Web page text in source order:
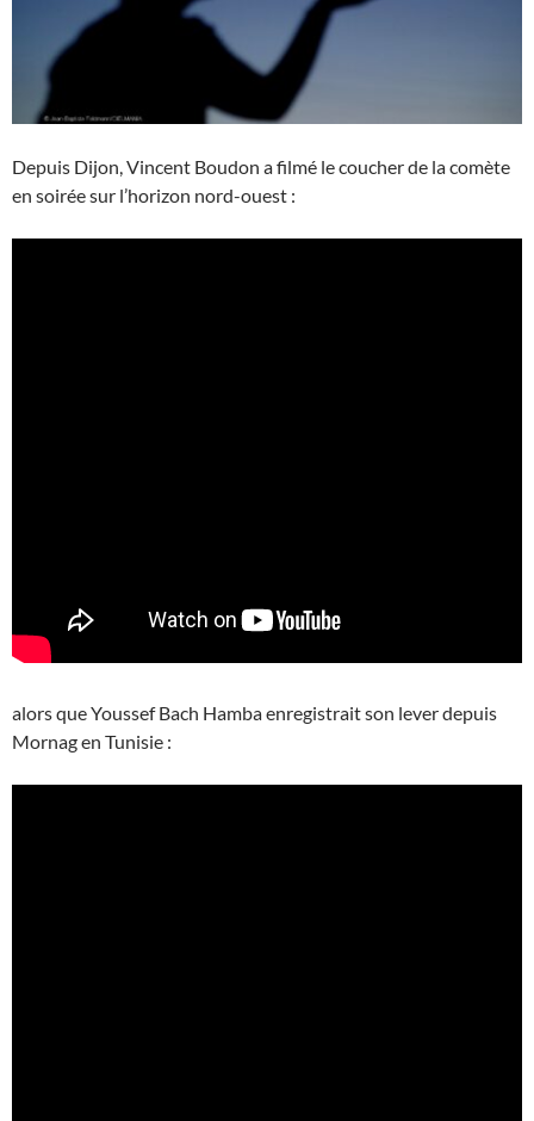
Depuis Dijon, Vincent Boudon a filmé le coucher de la comète
en soirée sur l’horizon nord-ouest :
alors que Youssef Bach Hamba enregistrait son lever depuis
Mornag en Tunisie :